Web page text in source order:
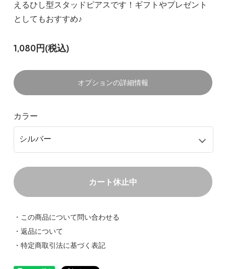
えるひし型スタッドピアスです！ギフトやプレゼント
としてもおすすめ♪
1,080円(税込)
オプションの詳細情報
カラー
カート休止中
・この商品について問い合わせる
・返品について
・特定商取引法に基づく表記